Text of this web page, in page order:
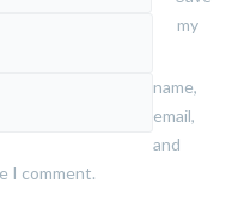
my
name,
email,
and
I comment.